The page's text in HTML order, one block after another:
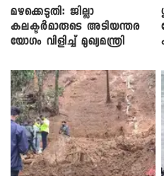
മഴക്കെടുതി: ജില്ലാ
കലക്ടർമാരുടെ അടിയന്തര
യോഗം വിളിച്ച് മുഖ്യമന്ത്രി